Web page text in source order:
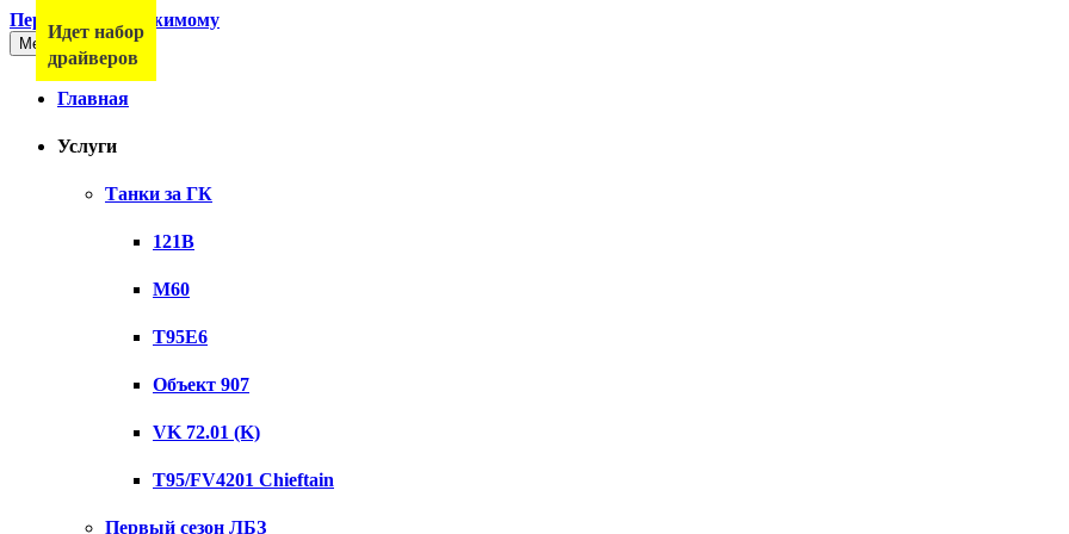
Перейти к содержимому
Меню
Главная
Услуги
Танки за ГК
121B
M60
T95E6
Объект 907
VK 72.01 (K)
T95/FV4201 Chieftain
Первый сезон ЛБЗ
Идет набор
драйверов